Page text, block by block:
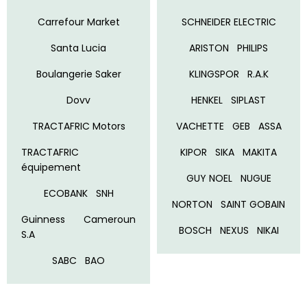
Carrefour Market
Santa Lucia
Boulangerie Saker
Dovv
TRACTAFRIC Motors
TRACTAFRIC
équipement
ECOBANK
SNH
Guinness Cameroun
S.A
SABC
BAO
SCHNEIDER ELECTRIC
ARISTON
PHILIPS
KLINGSPOR
R.A.K
HENKEL SIPLAST
VACHETTE
GEB
ASSA
KIPOR
SIKA MAKITA
GUY NOEL
NUGUE
NORTON
SAINT GOBAIN
BOSCH
NEXUS NIKAI